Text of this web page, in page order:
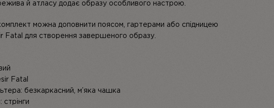
й атласу додає образу особливого настрою.
можна доповнити поясом, гартерами або спідницею
Fatal для створення завершеного образу.
Fatal
безкаркасний, м’яка чашка
стрінги